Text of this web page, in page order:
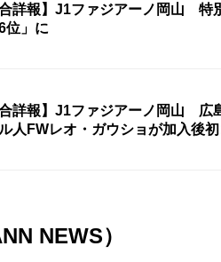
合詳報】J1ファジアーノ岡山 特
6位」に
合詳報】J1ファジアーノ岡山
人FWレオ・ガウショが加入後
NEWS）